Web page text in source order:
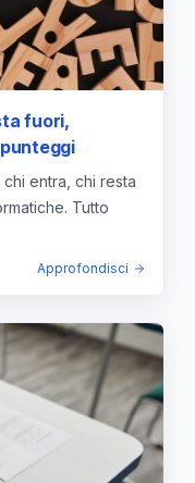
fuori,
entra, chi resta
Tutto
Approfondisci